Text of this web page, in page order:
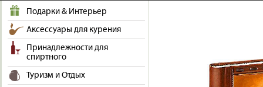
Подарки & Интерьер
Аксессуары для курения
Принадлежности для
спиртного
Туризм и Отдых